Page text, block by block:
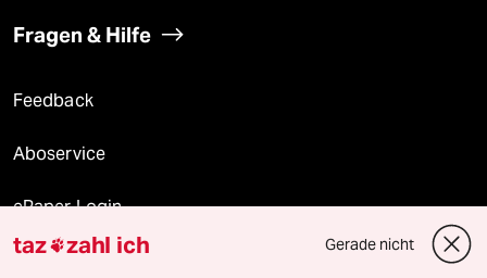
Fragen & Hilfe
Feedback
Aboservice
ePaper Login
Downloads für Abonnierende
taz zahl ich Gerade nicht